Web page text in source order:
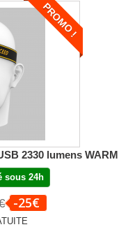
PROMO !
2330 lumens WARM
sous 24h
-25€